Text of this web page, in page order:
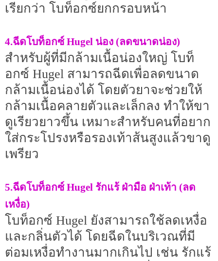
เรียกว่า โบท็อกซ์ยกกรอบหน้า
4.ฉีดโบท็อกซ์ Hugel น่อง (ลดขนาดน่อง)
สำหรับผู้ที่มีกล้ามเนื้อน่องใหญ่ โบท็
อกซ์ Hugel สามารถฉีดเพื่อลดขนาด
กล้ามเนื้อน่องได้ โดยตัวยาจะช่วยให้
กล้ามเนื้อคลายตัวและเล็กลง ทำให้ขา
ดูเรียวยาวขึ้น เหมาะสำหรับคนที่อยาก
ใส่กระโปรงหรือรองเท้าส้นสูงแล้วขาดู
เพรียว
5.ฉีดโบท็อกซ์ Hugel รักแร้ ฝ่ามือ ฝ่าเท้า (ลด
เหงื่อ)
โบท็อกซ์ Hugel ยังสามารถใช้ลดเหงื่อ
และกลิ่นตัวได้ โดยฉีดในบริเวณที่มี
ต่อมเหงื่อทำงานมากเกินไป เช่น รักแร้